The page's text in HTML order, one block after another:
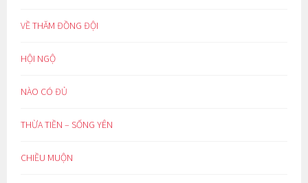
VỀ THĂM ĐỒNG ĐỘI
HỘI NGỘ
NÀO CÓ ĐỦ
THỪA TIỀN – SỐNG YÊN
CHIỀU MUỘN